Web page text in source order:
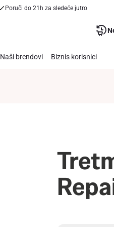
Poruči do 21h za sledeće jutro
Naši brendovi Biznis korisnici